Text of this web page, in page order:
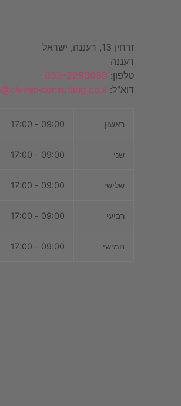
זרחין 13, רעננה, ישראל
רעננה
טלפון: 053-2290030
דוא"ל: consulting.co.il
ראשון 09:00 - 17:00
שני 09:00 - 17:00
שלישי 09:00 - 17:00
רביעי 09:00 - 17:00
חמישי 09:00 - 17:00